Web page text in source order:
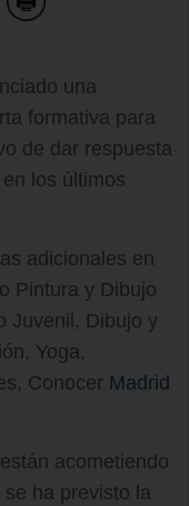
una
formativa para
de dar respuesta
los últimos
adicionales en
Pintura y Dibujo
Juvenil, Dibujo y
Yoga,
Conocer Madrid
acometiendo
ha previsto la